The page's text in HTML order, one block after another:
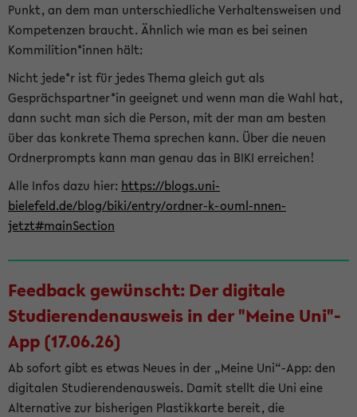
Punkt, an dem man unterschiedliche Verhaltensweisen und
Kompetenzen braucht. Ähnlich wie man es bei seinen
Kommilition*innen hält:
Nicht jede*r ist für jedes Thema gleich gut als
Gesprächspartner*in geeignet und wenn man die Wahl hat,
dann sucht man sich die Person, mit der man am besten
über das konkrete Thema sprechen kann. Über die neuen
Ordnerprompts kann man genau das in BIKI erreichen!
Alle Infos dazu hier: https://blogs.uni-
bielefeld.de/blog/biki/entry/ordner-k-ouml-nnen-
jetzt#mainSection
Feedback gewünscht: Der digitale
Studierendenausweis in der "Meine Uni"-
App (17.06.26)
Ab sofort gibt es etwas Neues in der „Meine Uni“-App: den
digitalen Studierendenausweis. Damit stellt die Uni eine
Alternative zur bisherigen Plastikkarte bereit, die